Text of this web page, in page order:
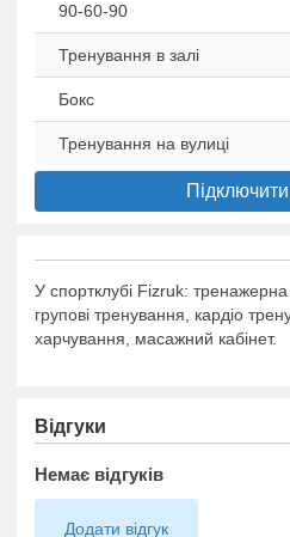
90-60-90
Тренування в залі
Бокс
Тренування на вулиці
У спортклубі Fizruk:
групові тренування, кардіо
харчування, масажний кабінет.
Відгуки
Немає відгуків
Додати відгук